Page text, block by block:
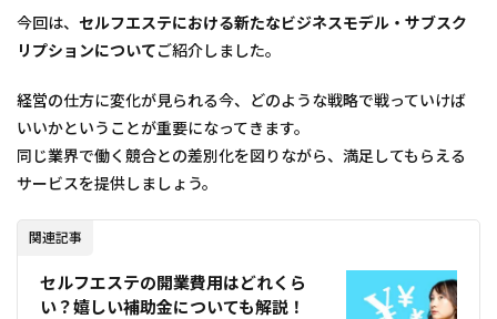
今回は、 セルフエステにおける新たなビジネスモデル・サブスク
リプションについてご紹介しました。
経営の仕方に変化が見られる今、どのような戦略で戦っていけば
いいかということが重要になってきます。
同じ業界で働く競合との差別化を図りながら、満足してもらえる
サービスを提供しましょう。
関連記事
セルフエステの開業費用はどれくら
い？嬉しい補助金についても解説！